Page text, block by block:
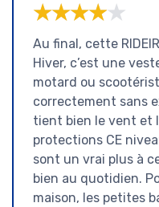
★★★★★
★★★★★
Au final, cette
Hiver, c’est une
motard ou
correctement sans
tient bien le vent et
protections CE
sont un vrai plus à
bien au quotidien.
maison, les petites